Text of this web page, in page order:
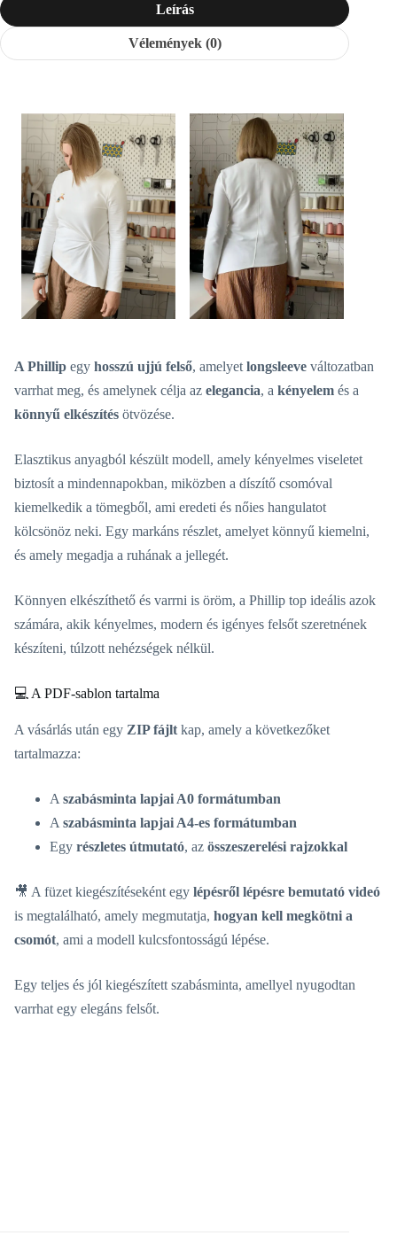
Leírás
Vélemények (0)
A Phillip egy hosszú ujjú felső, amelyet longsleeve változatban
varrhat meg, és amelynek célja az elegancia, a kényelem és a
könnyű elkészítés ötvözése.
Elasztikus anyagból készült modell, amely kényelmes viseletet
biztosít a mindennapokban, miközben a díszítő csomóval
kiemelkedik a tömegből, ami eredeti és nőies hangulatot
kölcsönöz neki. Egy markáns részlet, amelyet könnyű kiemelni,
és amely megadja a ruhának a jellegét.
Könnyen elkészíthető és varrni is öröm, a Phillip top ideális azok
számára, akik kényelmes, modern és igényes felsőt szeretnének
készíteni, túlzott nehézségek nélkül.
💻 A PDF-sablon tartalma
A vásárlás után egy ZIP fájltkap, amely a következőket
tartalmazza:
Aszabásminta lapjai A0 formátumban
Aszabásminta lapjai A4-es formátumban
Egy részletes útmutató, az összeszerelési rajzokkal
🎥 A füzet kiegészítéseként egy lépésről lépésre bemutató videó
is megtalálható, amely megmutatja, hogyan kell megkötni a
csomót, ami a modell kulcsfontosságú lépése.
Egy teljes és jól kiegészített szabásminta, amellyel nyugodtan
varrhat egy elegáns felsőt.